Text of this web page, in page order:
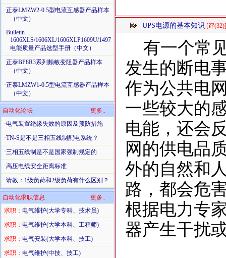
·正泰LMZW2-0.5型电流互感器产品样本
（中文）
·Bulletin
1606XLS/1606XL/1606XLP1609U/1497
电能质量产品选型手册（中文）
·正泰BP8R3系列频敏变阻器产品样本
（中文）
·正泰LMZW1-0.5型电流互感器产品样本
（中文）
自动化论坛
更多..
·电气装置绝缘失效的原因及预防措施
·TN-S是不是三相五线制配电系统？
·三相五线制是不是国家强制规定的
·高压电线安全距离标准
·请教：1级负荷和2级负荷有什么区别？
自动化求职信息
更多..
求职： 电气维护(大学专科、技术员)
求职： 电气维护(大学本科、工程师)
求职： 电气安装(大学本科、技工)
求职： 电气维护(中技、技工)
UPS电源的基本知识 [评(32)]
有一个常
发生的断电
作为公共电
一些较大的
电能，还会
网的供电品
外的自然和
路，都会危
根据电力专
器产生干扰